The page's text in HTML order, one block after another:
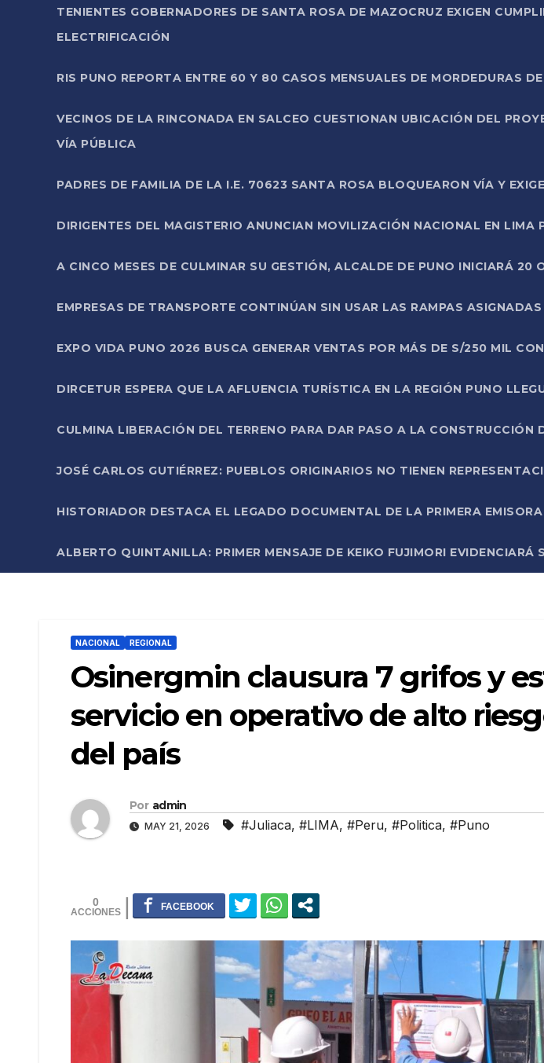
TENIENTES GOBERNADORES DE SANTA ROSA DE MAZOCRUZ EXIGEN
ELECTRIFICACIÓN
RIS PUNO REPORTA ENTRE 60 Y 80 CASOS MENSUALES DE MORDEDURAS
VECINOS DE LA RINCONADA EN SALCEO CUESTIONAN UBICACIÓN DEL
VÍA PÚBLICA
PADRES DE FAMILIA DE LA I.E. 70623 SANTA ROSA BLOQUEARON VÍA Y
DIRIGENTES DEL MAGISTERIO ANUNCIAN MOVILIZACIÓN NACIONAL EN LIMA
A CINCO MESES DE CULMINAR SU GESTIÓN, ALCALDE DE PUNO INICIARÁ 20
EMPRESAS DE TRANSPORTE CONTINÚAN SIN USAR LAS RAMPAS
EXPO VIDA PUNO 2026 BUSCA GENERAR VENTAS POR MÁS DE S/250 MIL
DIRCETUR ESPERA QUE LA AFLUENCIA TURÍSTICA EN LA REGIÓN PUNO
CULMINA LIBERACIÓN DEL TERRENO PARA DAR PASO A LA
JOSÉ CARLOS GUTIÉRREZ: PUEBLOS ORIGINARIOS NO TIENEN
HISTORIADOR DESTACA EL LEGADO DOCUMENTAL DE LA PRIMERA
ALBERTO QUINTANILLA: PRIMER MENSAJE DE KEIKO FUJIMORI EVIDENCIARÁ
NACIONAL REGIONAL
Osinergmin clausura 7 grifos y
servicio en operativo de alto
del país
Por admin
MAY 21, 2026 #Juliaca, #LIMA, #Peru, #Politica, #Puno
0